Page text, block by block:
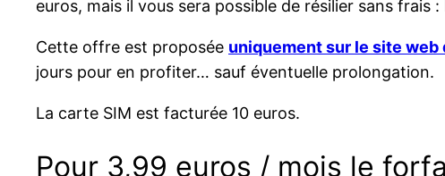
euros, mais il vous sera possible de résilier sans frais
Cette offre est proposée uniquement sur le site web
jours pour en profiter… sauf éventuelle prolongation.
La carte SIM est facturée 10 euros.
Pour 3,99 euros / mois le